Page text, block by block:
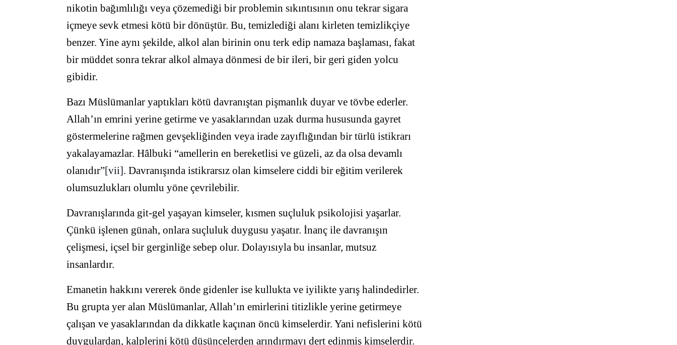
nikotin bağımlılığı veya çözemediği bir problemin sıkıntısının onu tekrar sigara
içmeye sevk etmesi kötü bir dönüştür. Bu, temizlediği alanı kirleten temizlikçiye
benzer. Yine aynı şekilde, alkol alan birinin onu terk edip namaza başlaması, fakat
bir müddet sonra tekrar alkol almaya dönmesi de bir ileri, bir geri giden yolcu
gibidir.
Bazı Müslümanlar yaptıkları kötü davranıştan pişmanlık duyar ve tövbe ederler.
Allah’ın emrini yerine getirme ve yasaklarından uzak durma hususunda gayret
göstermelerine rağmen gevşekliğinden veya irade zayıflığından bir türlü istikrarı
yakalayamazlar. Hâlbuki “amellerin en bereketlisi ve güzeli, az da olsa devamlı
olanıdır”[vii]. Davranışında istikrarsız olan kimselere ciddi bir eğitim verilerek
olumsuzlukları olumlu yöne çevrilebilir.
Davranışlarında git-gel yaşayan kimseler, kısmen suçluluk psikolojisi yaşarlar.
Çünkü işlenen günah, onlara suçluluk duygusu yaşatır. İnanç ile davranışın
çelişmesi, içsel bir gerginliğe sebep olur. Dolayısıyla bu insanlar, mutsuz
insanlardır.
Emanetin hakkını vererek önde gidenler ise kullukta ve iyilikte yarış halindedirler.
Bu grupta yer alan Müslümanlar, Allah’ın emirlerini titizlikle yerine getirmeye
çalışan ve yasaklarından da dikkatle kaçınan öncü kimselerdir. Yani nefislerini kötü
duygulardan, kalplerini kötü düşüncelerden arındırmayı dert edinmiş kimselerdir.